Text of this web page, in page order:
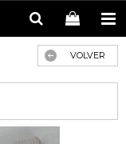
VOLVER